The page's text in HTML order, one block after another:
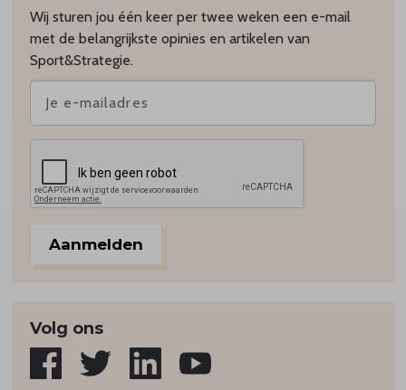
Wij sturen jou één keer per twee weken een e-mail
met de belangrijkste opinies en artikelen van
Sport&Strategie.
Aanmelden
Volg ons